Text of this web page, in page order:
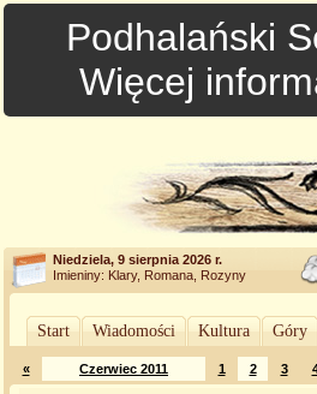
Podhalański
Więcej
Niedziela, 9 sierpnia 2026 r.
Imieniny: Klary, Romana, Rozyny
Start Wiadomości Kultura Góry
« Czerwiec 2011 1 2 3